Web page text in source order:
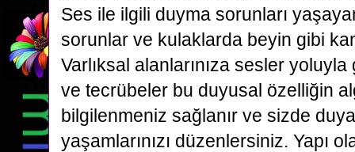
Ses ile ilgili duyma sorunları
sorunlar ve kulaklarda beyin gibi
Varlıksal alanlarınıza sesler
ve tecrübeler bu duyusal özelliğin
bilgilenmeniz sağlanır ve sizde
yaşamlarınızı düzenlersiniz. Yapı